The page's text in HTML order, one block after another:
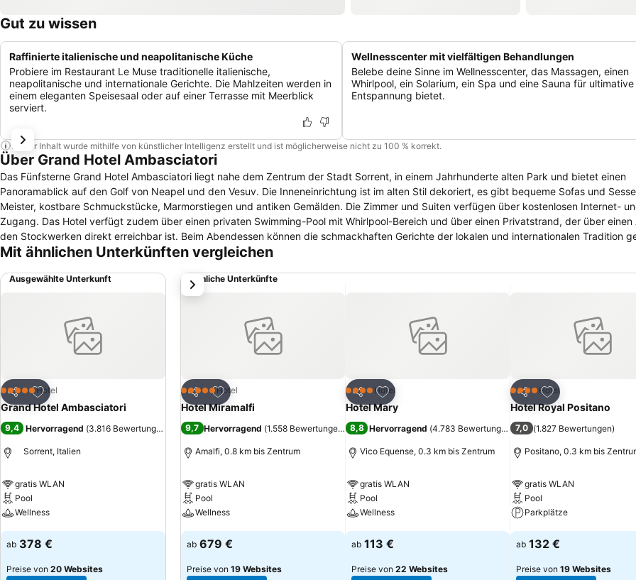
Gut zu wissen
Raffinierte italienische und neapolitanische Küche
Probiere im Restaurant Le Muse traditionelle italienische,
neapolitanische und internationale Gerichte. Die Mahlzeiten werden in
einem eleganten Speisesaal oder auf einer Terrasse mit Meerblick
serviert.
Wellnesscenter mit vielfältigen Behandlungen
Belebe deine Sinne im Wellnesscenter, das Massagen, einen
Whirlpool, ein Solarium, ein Spa und eine Sauna für ultimative
Entspannung bietet.
Dieser Inhalt wurde mithilfe von künstlicher Intelligenz erstellt und ist möglicherweise nicht zu 100 % korrekt.
Über Grand Hotel Ambasciatori
Das Fünfsterne Grand Hotel Ambasciatori liegt nahe dem Zentrum der Stadt Sorrent, in einem Jahrhunderte alten Park und bietet einen
Panoramablick auf den Golf von Neapel und den Vesuv. Die Inneneinrichtung ist im alten Stil dekoriert, es gibt bequeme Sofas und
Meister, kostbare Schmuckstücke, Marmorstiegen und antiken Gemälden. Die Zimmer und Suiten verfügen über kostenlosen Internet-
Zugang. Das Hotel verfügt zudem über einen privaten Swimming-Pool mit Whirlpool-Bereich und über einen Privatstrand, der über einen
den Stockwerken direkt erreichbar ist. Beim Abendessen können die schmackhaften Gerichte der lokalen und internationalen Tradition
werden, welche im Restaurant Le Muse zubereitet werden.
Mit ähnlichen Unterkünften vergleichen
Ausgewählte Unterkunft
Teilen
Zu Favoriten hinzufügen
5 Sterne Hotel
Grand Hotel Ambasciatori
9,4 Hervorragend (3.816 Bewertungen
Sorrent, Italien
gratis WLAN
Pool
Wellness
Preise sehen
ab 378 €
Preise von 20 Websites
Ähnliche Unterkünfte
Teilen
Zu Favoriten hinzufügen
5 Sterne Hotel
Hotel Miramalfi
9,7 Hervorragend (1.558 Bewertungen)
Amalfi, 0.8 km bis Zentrum
gratis WLAN
Pool
Wellness
Preise sehen
ab 679 €
Preise von 19 Websites
Teilen
Zu Favoriten hinzufügen
4 SterneHotel
Hotel Mary
8,8 Hervorragend (4.783 Bewertungen)
Vico Equense, 0.3 km bis Zentrum
gratis WLAN
Pool
Wellness
Preise sehen
ab 113 €
Preise von 22 Websites
Teilen
Zu Favoriten
4 SterneHotel
Hotel Royal Positano
7,0 (1.827 Bewertungen)
Positano, 0.3 km bis
gratis WLAN
Pool
Parkplätze
Preise sehen
ab 132 €
Preise von 19 Websites
weiter